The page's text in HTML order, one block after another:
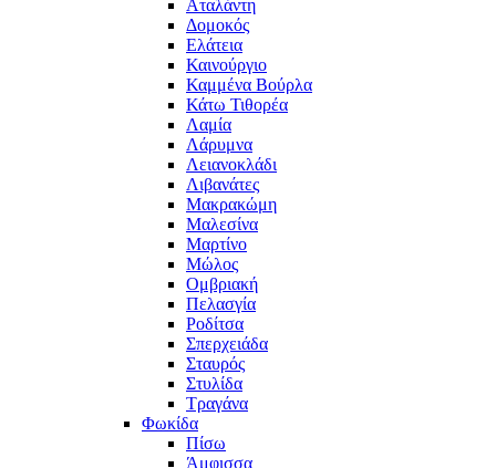
Αταλάντη
Δομοκός
Ελάτεια
Καινούργιο
Καμμένα Βούρλα
Κάτω Τιθορέα
Λαμία
Λάρυμνα
Λειανοκλάδι
Λιβανάτες
Μακρακώμη
Μαλεσίνα
Μαρτίνο
Μώλος
Ομβριακή
Πελασγία
Ροδίτσα
Σπερχειάδα
Σταυρός
Στυλίδα
Τραγάνα
Φωκίδα
Πίσω
Άμφισσα